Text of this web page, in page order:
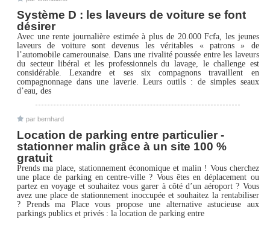
Système D : les laveurs de voiture se font
désirer
Avec une rente journalière estimée à plus de 20.000 Fcfa, les jeunes
laveurs de voiture sont devenus les véritables « patrons » de
l’automobile camerounaise. Dans une rivalité poussée entre les laveurs
du secteur libéral et les professionnels du lavage, le challenge est
considérable. Lexandre et ses six compagnons travaillent en
compagnonnage dans une laverie. Leurs outils : de simples seaux
d’eau, des
par bernhard
Location de parking entre particulier -
stationner malin grâce à un site 100 %
gratuit
Prends ma place, stationnement économique et malin ! Vous cherchez
une place de parking en centre-ville ? Vous êtes en déplacement ou
partez en voyage et souhaitez vous garer à côté d’un aéroport ? Vous
avez une place de stationnement inoccupée et souhaitez la rentabiliser
? Prends ma Place vous propose une alternative astucieuse aux
parkings publics et privés : la location de parking entre